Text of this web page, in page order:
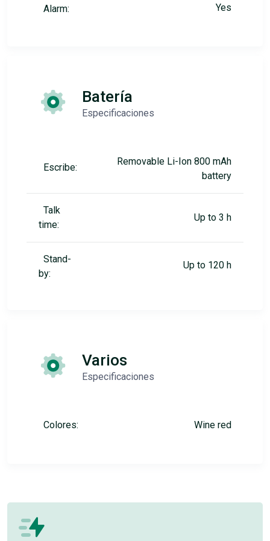
Alarm: Yes
Batería
Especificaciones
Escribe:
Removable Li-Ion 800 mAh
battery
Talk
time:
Up to 3 h
Stand-
by:
Up to 120 h
Varios
Especificaciones
Colores: Wine red